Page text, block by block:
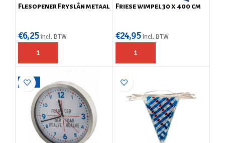
Flesopener Fryslân metaal
€6,25 incl. BTW
Friese wimpel 30 x 400 cm
€24,95 incl. BTW
-56%